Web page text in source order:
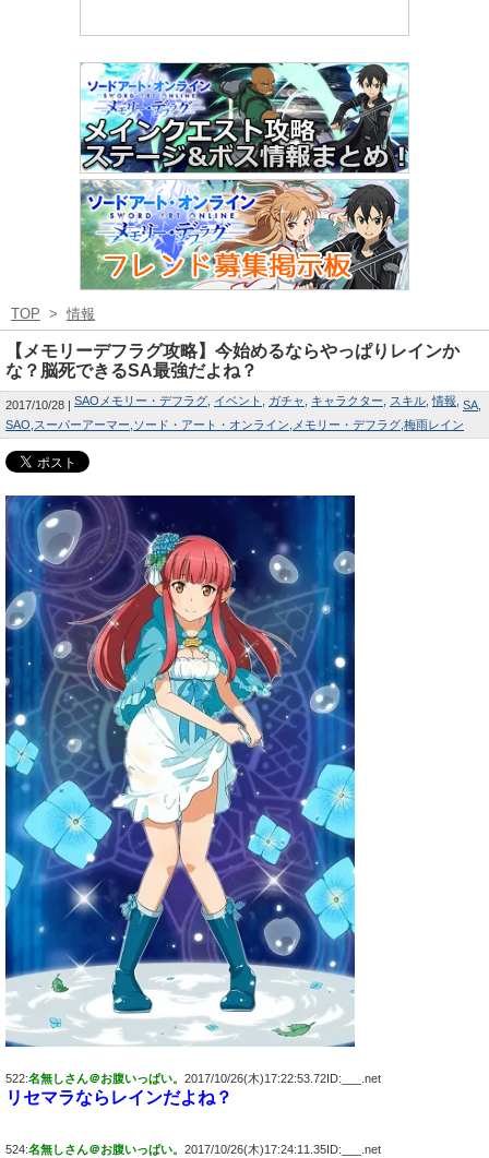
TOP > 情報
【メモリーデフラグ攻略】今始めるならやっぱりレインか
な？脳死できるSA最強だよね？
2017/10/28 SAOメモリー・デフラグ イベント ガチャ キャラクター スキル 情報 SA
SAO スーパーアーマー ソード・アート・オンライン メモリー・デフラグ 梅雨レイン
522:名無しさん＠お腹いっぱい。 2017/10/26(木)17:22:53.72ID:___.net
リセマラならレインだよね？
524:名無しさん＠お腹いっぱい。 2017/10/26(木)17:24:11.35ID:___.net